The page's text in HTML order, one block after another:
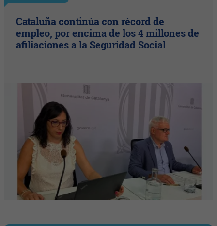
Cataluña continúa con récord de
empleo, por encima de los 4 millones de
afiliaciones a la Seguridad Social